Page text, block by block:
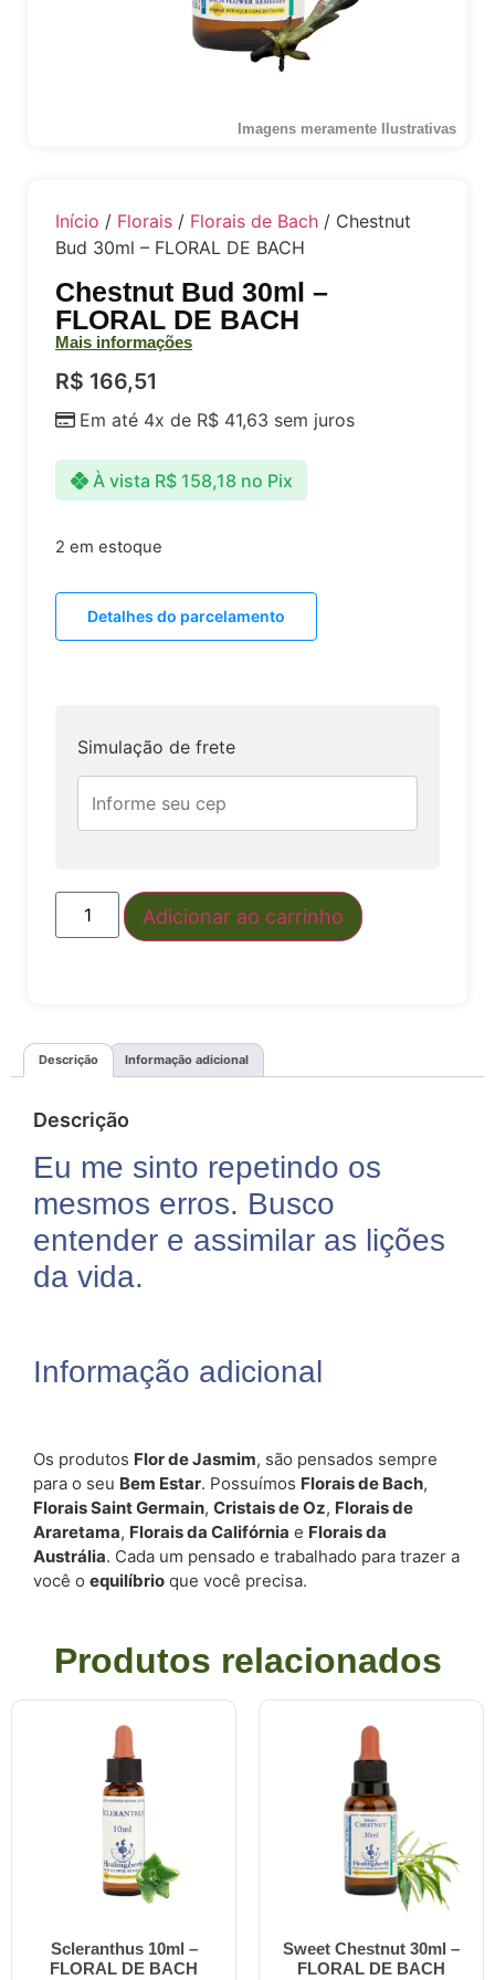
Imagens meramente Ilustrativas
Início / Florais / Florais de Bach / Chestnut
Bud 30ml – FLORAL DE BACH
Chestnut Bud 30ml –
FLORAL DE BACH
Mais informações
R$ 166,51
Em até 4x de R$ 41,63 sem juros
À vista R$158,18 no Pix
2 em estoque
Detalhes do parcelamento
Simulação de frete
Adicionar ao carrinho
Descrição Informação adicional
Descrição
Eu me sinto repetindo os
mesmos erros. Busco
entender e assimilar as lições
da vida.
Informação adicional
Os produtos Flor de Jasmim, são pensados sempre
para o seu Bem Estar. Possuímos Florais de Bach,
Florais Saint Germain, Cristais de Oz, Florais de
Araretama, Florais da Califórnia e Florais da
Austrália. Cada um pensado e trabalhado para trazer a
você o equilíbrio que você precisa.
Produtos relacionados
Scleranthus 10ml –
FLORAL DE BACH
Sweet Chestnut 30ml –
FLORAL DE BACH